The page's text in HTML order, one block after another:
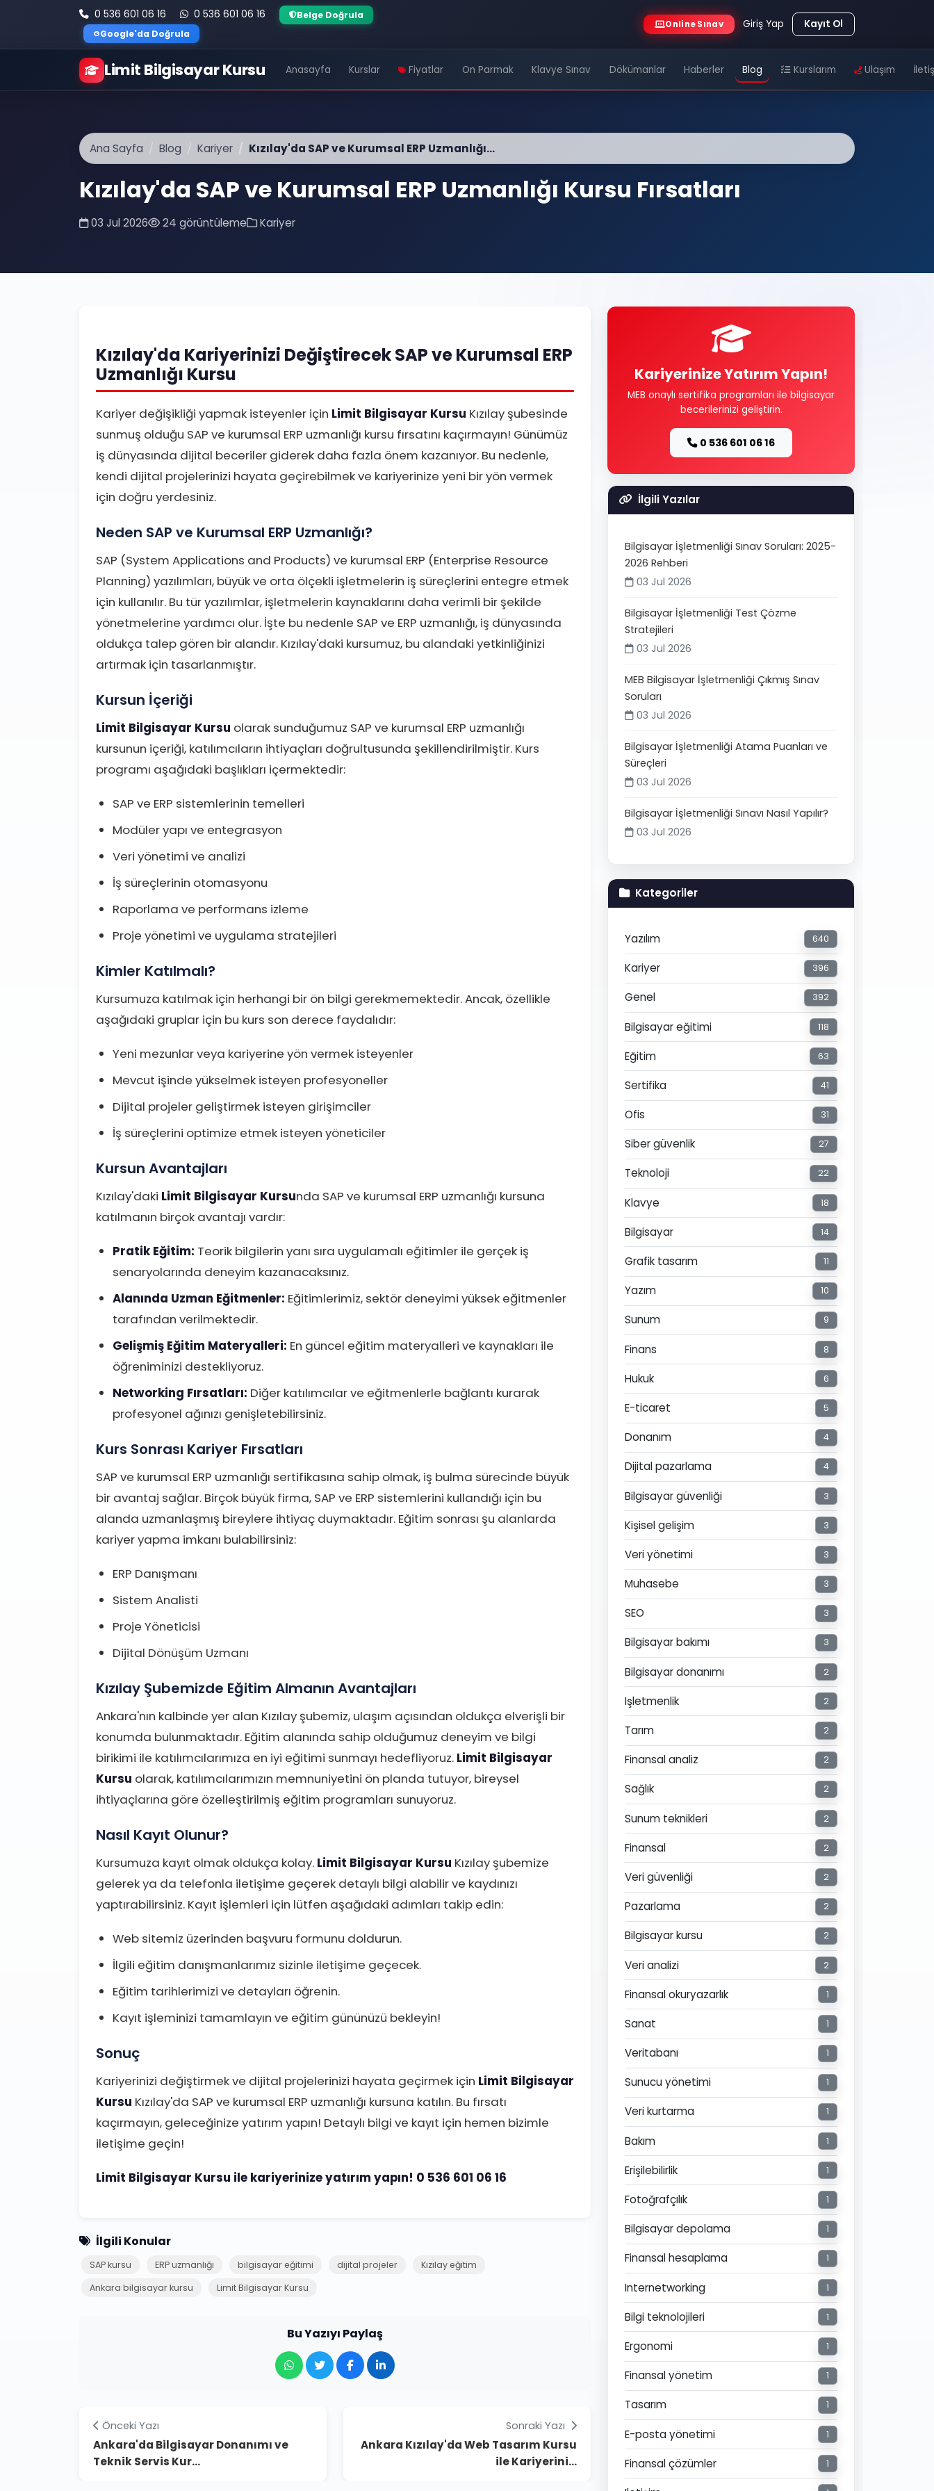
0 536 601 06 16 0 536 601 06 16 Belge Doğrula
GGoogle'da Doğrula
Online Sınav Giriş Yap Kayıt Ol
Limit Bilgisayar Kursu Anasayfa Kurslar Fiyatlar On Parmak Klavye Sınav Dökümanlar Haberler Blog Kurslarım Ulaşım
Ana Sayfa Blog Kariyer Kızılay'da SAP ve Kurumsal ERP Uzmanlığı...
Kızılay'da SAP ve Kurumsal ERP Uzmanlığı Kursu Fırsatları
03 Jul 2026 24 görüntüleme Kariyer
Kızılay'da Kariyerinizi Değiştirecek SAP ve Kurumsal ERP
Uzmanlığı Kursu
Kariyer değişikliği yapmak isteyenler için Limit Bilgisayar Kursu Kızılay şubesinde
sunmuş olduğu SAP ve kurumsal ERP uzmanlığı kursu fırsatını kaçırmayın! Günümüz
iş dünyasında dijital beceriler giderek daha fazla önem kazanıyor. Bu nedenle,
kendi dijital projelerinizi hayata geçirebilmek ve kariyerinize yeni bir yön vermek
için doğru yerdesiniz.
Neden SAP ve Kurumsal ERP Uzmanlığı?
SAP (System Applications and Products) ve kurumsal ERP (Enterprise Resource
Planning) yazılımları, büyük ve orta ölçekli işletmelerin iş süreçlerini entegre etmek
için kullanılır. Bu tür yazılımlar, işletmelerin kaynaklarını daha verimli bir şekilde
yönetmelerine yardımcı olur. İşte bu nedenle SAP ve ERP uzmanlığı, iş dünyasında
oldukça talep gören bir alandır. Kızılay'daki kursumuz, bu alandaki yetkinliğinizi
artırmak için tasarlanmıştır.
Kursun İçeriği
Limit Bilgisayar Kursu olarak sunduğumuz SAP ve kurumsal ERP uzmanlığı
kursunun içeriği, katılımcıların ihtiyaçları doğrultusunda şekillendirilmiştir. Kurs
programı aşağıdaki başlıkları içermektedir:
SAP ve ERP sistemlerinin temelleri
Modüler yapı ve entegrasyon
Veri yönetimi ve analizi
İş süreçlerinin otomasyonu
Raporlama ve performans izleme
Proje yönetimi ve uygulama stratejileri
Kimler Katılmalı?
Kursumuza katılmak için herhangi bir ön bilgi gerekmemektedir. Ancak, özellikle
aşağıdaki gruplar için bu kurs son derece faydalıdır:
Yeni mezunlar veya kariyerine yön vermek isteyenler
Mevcut işinde yükselmek isteyen profesyoneller
Dijital projeler geliştirmek isteyen girişimciler
İş süreçlerini optimize etmek isteyen yöneticiler
Kursun Avantajları
Kızılay'daki Limit Bilgisayar Kursunda SAP ve kurumsal ERP uzmanlığı kursuna
katılmanın birçok avantajı vardır:
Pratik Eğitim: Teorik bilgilerin yanı sıra uygulamalı eğitimler ile gerçek iş
senaryolarında deneyim kazanacaksınız.
Alanında Uzman Eğitmenler: Eğitimlerimiz, sektör deneyimi yüksek eğitmenler
tarafından verilmektedir.
Gelişmiş Eğitim Materyalleri: En güncel eğitim materyalleri ve kaynakları ile
öğreniminizi destekliyoruz.
Networking Fırsatları: Diğer katılımcılar ve eğitmenlerle bağlantı kurarak
profesyonel ağınızı genişletebilirsiniz.
Kurs Sonrası Kariyer Fırsatları
SAP ve kurumsal ERP uzmanlığı sertifikasına sahip olmak, iş bulma sürecinde büyük
bir avantaj sağlar. Birçok büyük firma, SAP ve ERP sistemlerini kullandığı için bu
alanda uzmanlaşmış bireylere ihtiyaç duymaktadır. Eğitim sonrası şu alanlarda
kariyer yapma imkanı bulabilirsiniz:
ERP Danışmanı
Sistem Analisti
Proje Yöneticisi
Dijital Dönüşüm Uzmanı
Kızılay Şubemizde Eğitim Almanın Avantajları
Ankara'nın kalbinde yer alan Kızılay şubemiz, ulaşım açısından oldukça elverişli bir
konumda bulunmaktadır. Eğitim alanında sahip olduğumuz deneyim ve bilgi
birikimi ile katılımcılarımıza en iyi eğitimi sunmayı hedefliyoruz. Limit Bilgisayar
Kursu olarak, katılımcılarımızın memnuniyetini ön planda tutuyor, bireysel
ihtiyaçlarına göre özelleştirilmiş eğitim programları sunuyoruz.
Nasıl Kayıt Olunur?
Kursumuza kayıt olmak oldukça kolay. Limit Bilgisayar Kursu Kızılay şubemize
gelerek ya da telefonla iletişime geçerek detaylı bilgi alabilir ve kaydınızı
yaptırabilirsiniz. Kayıt işlemleri için lütfen aşağıdaki adımları takip edin:
Web sitemiz üzerinden başvuru formunu doldurun.
İlgili eğitim danışmanlarımız sizinle iletişime geçecek.
Eğitim tarihlerimizi ve detayları öğrenin.
Kayıt işleminizi tamamlayın ve eğitim gününüzü bekleyin!
Sonuç
Kariyerinizi değiştirmek ve dijital projelerinizi hayata geçirmek için Limit Bilgisayar
Kursu Kızılay'da SAP ve kurumsal ERP uzmanlığı kursuna katılın. Bu fırsatı
kaçırmayın, geleceğinize yatırım yapın! Detaylı bilgi ve kayıt için hemen bizimle
iletişime geçin!
Limit Bilgisayar Kursu ile kariyerinize yatırım yapın! 0 536 601 06 16
İlgili Konular
SAP kursu ERP uzmanlığı bilgisayar eğitimi dijital projeler
Kızılay eğitim
Ankara bilgisayar kursu
Limit Bilgisayar Kursu
Bu Yazıyı Paylaş
Önceki Yazı
Ankara'da Bilgisayar Donanımı ve
Teknik Servis Kur...
Sonraki Yazı
Ankara Kızılay'da Web Tasarım Kursu
ile Kariyerini...
Kariyerinize Yatırım Yapın!
MEB onaylı sertifika programları ile bilgisayar
becerilerinizi geliştirin.
0 536 601 06 16
İlgili Yazılar
Bilgisayar İşletmenliği Sınav Soruları: 2025-
2026 Rehberi
03 Jul 2026
Bilgisayar İşletmenliği Test Çözme
Stratejileri
03 Jul 2026
MEB Bilgisayar İşletmenliği Çıkmış Sınav
Soruları
03 Jul 2026
Bilgisayar İşletmenliği Atama Puanları ve
Süreçleri
03 Jul 2026
Bilgisayar İşletmenliği Sınavı Nasıl Yapılır?
03 Jul 2026
Kategoriler
Yazılım 640
Kariyer 396
Genel 392
Bilgisayar eğitimi 118
Eğitim 63
Sertifika 41
Ofis 31
Siber güvenlik 27
Teknoloji 22
Klavye 18
Bilgisayar 14
Grafik tasarım 11
Yazım 10
Sunum 9
Finans 8
Hukuk 6
E-ticaret 5
Donanım 4
Dijital pazarlama 4
Bilgisayar güvenliği 3
Kişisel gelişim 3
Veri yönetimi 3
Muhasebe 3
SEO 3
Bilgisayar bakımı 3
Bilgisayar donanımı 2
Işletmenlik 2
Tarım 2
Finansal analiz 2
Sağlık 2
Sunum teknikleri 2
Finansal 2
Veri güvenliği 2
Pazarlama 2
Bilgisayar kursu 2
Veri analizi 2
Finansal okuryazarlık 1
Sanat 1
Veritabanı 1
Sunucu yönetimi 1
Veri kurtarma 1
Bakım 1
Erişilebilirlik 1
Fotoğrafçılık 1
Bilgisayar depolama 1
Finansal hesaplama 1
Internetworking 1
Bilgi teknolojileri 1
Ergonomi 1
Finansal yönetim 1
Tasarım 1
E-posta yönetimi 1
Finansal çözümler 1